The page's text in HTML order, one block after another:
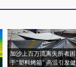
加沙上百万流离失所者困
于“塑料烤箱” 高温引发健